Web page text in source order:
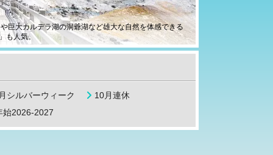
巨大カルデラ湖の洞爺湖など雄大な自然を体感できる
も人気。
シルバーウィーク
10月連休
始2026-2027